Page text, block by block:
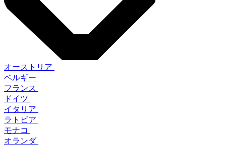
オーストリア
ベルギー
フランス
ドイツ
イタリア
ラトビア
モナコ
オランダ